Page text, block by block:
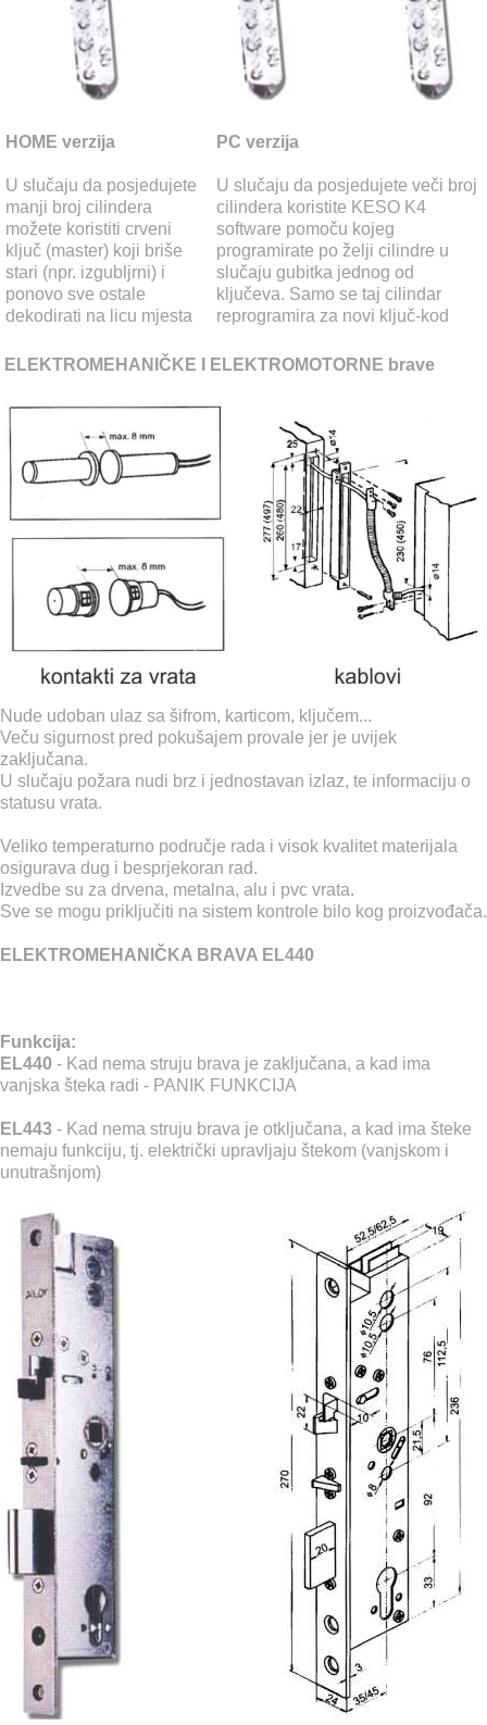
HOME verzija
U slučaju da posjedujete
manji broj cilindera
možete koristiti crveni
ključ (master) koji briše
stari (npr. izgubljrni) i
ponovo sve ostale
dekodirati na licu mjesta
PC verzija
U slučaju da posjedujete veči broj
cilindera koristite KESO K4
software pomoču kojeg
programirate po želji cilindre u
slučaju gubitka jednog od
ključeva. Samo se taj cilindar
reprogramira za novi ključ-kod
ELEKTROMEHANIČKE I ELEKTROMOTORNE brave
Nude udoban ulaz sa šifrom, karticom, ključem...
Veču sigurnost pred pokušajem provale jer je uvijek
zaključana.
U slučaju požara nudi brz i jednostavan izlaz, te informaciju o
statusu vrata.
Veliko temperaturno područje rada i visok kvalitet materijala
osigurava dug i besprjekoran rad.
Izvedbe su za drvena, metalna, alu i pvc vrata.
Sve se mogu priključiti na sistem kontrole bilo kog proizvođača.
ELEKTROMEHANIČKA BRAVA EL440
Funkcija:
EL440 - Kad nema struju brava je zaključana, a kad ima
vanjska šteka radi - PANIK FUNKCIJA
EL443 - Kad nema struju brava je otključana, a kad ima šteke
nemaju funkciju, tj. električki upravljaju štekom (vanjskom i
unutrašnjom)